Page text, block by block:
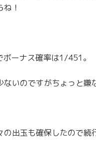
！
ボーナス確率は1/451。
ないのですがちょっと嫌
の出玉も確保したので続